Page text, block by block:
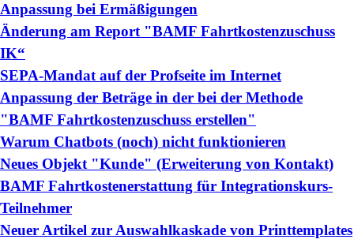
Anpassung bei Ermäßigungen
Änderung am Report "BAMF Fahrtkostenzuschuss
IK“
SEPA-Mandat auf der Profseite im Internet
Anpassung der Beträge in der bei der Methode
"BAMF Fahrtkostenzuschuss erstellen"
Warum Chatbots (noch) nicht funktionieren
Neues Objekt "Kunde" (Erweiterung von Kontakt)
BAMF Fahrtkostenerstattung für Integrationskurs-
Teilnehmer
Neuer Artikel zur Auswahlkaskade von Printtemplates